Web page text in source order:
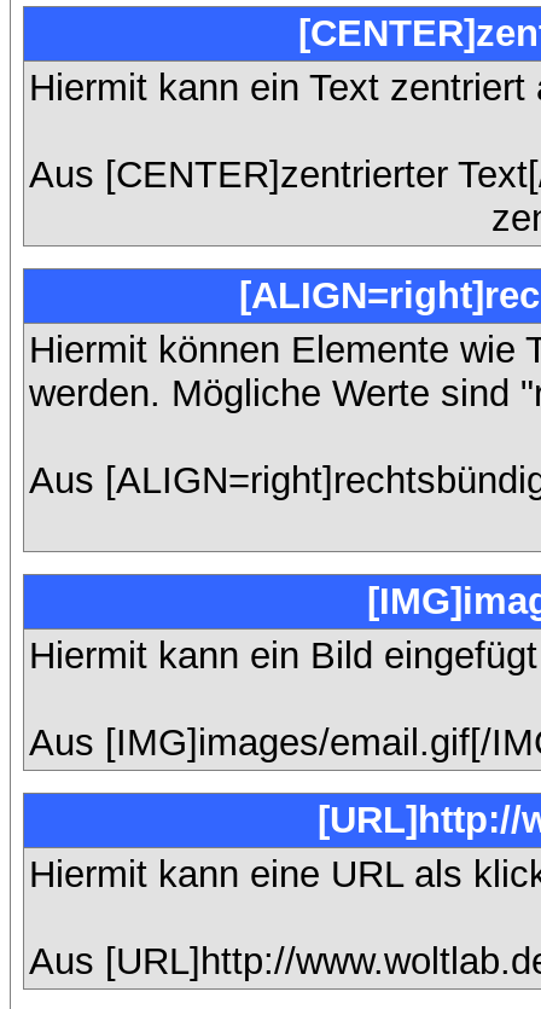
Hiermit kann ein Text
Aus [CENTER]zentrierter
Hiermit können Elemente wie
werden. Mögliche Werte sind
Aus
Hiermit kann ein Bild
Aus [IMG]images/email.gif[/
[URL]http://
Hiermit kann eine URL als
Aus [URL]http://